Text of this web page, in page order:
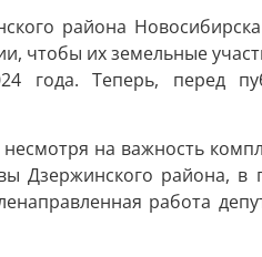
района
чтобы их земельные
года. Теперь, перед
на важность
района, в
работа